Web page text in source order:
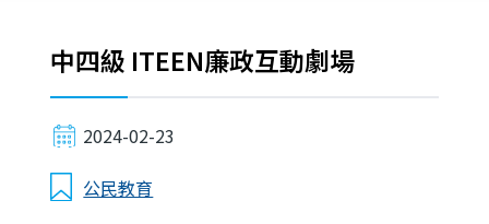
中四級 ITEEN廉政互動劇場
2024-02-23
公民教育